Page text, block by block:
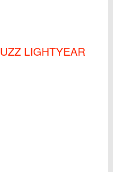
LIGHTYEAR